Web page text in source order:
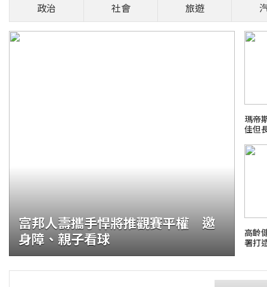
魚科技」或「公司」，股份代號：
經審計的盈利預警公告。期
政治 社會 旅遊
富邦人壽攜手悍將推觀賽平權 邀
身障、親子看球
瑪帝
佳但
高齡
署打